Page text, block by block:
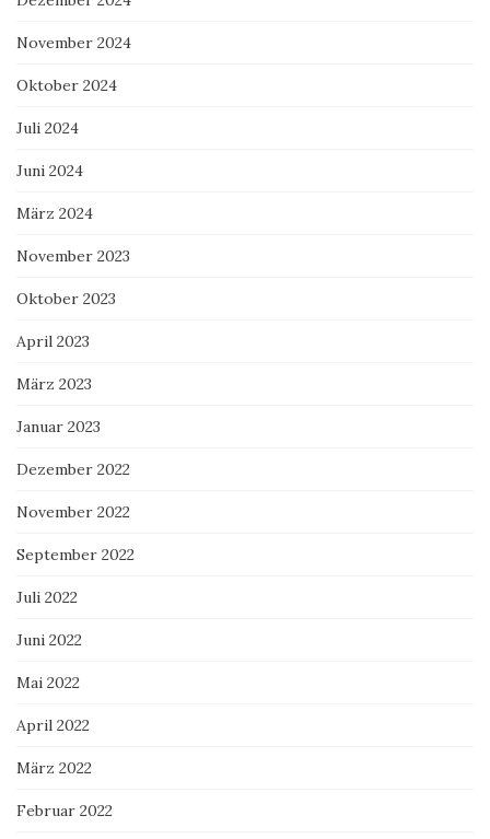
November 2024
Oktober 2024
Juli 2024
Juni 2024
März 2024
November 2023
Oktober 2023
April 2023
März 2023
Januar 2023
Dezember 2022
November 2022
September 2022
Juli 2022
Juni 2022
Mai 2022
April 2022
März 2022
Februar 2022